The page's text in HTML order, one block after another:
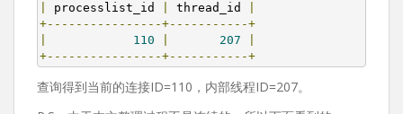
processlist_id thread_id
+----------------+-----------+
110 207
+----------------+-----------+
查询得到当前的连接ID=110，内部线程ID=207。